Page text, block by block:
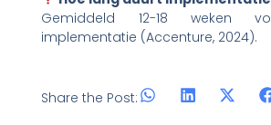
Gemiddeld 12-18 weken
implementatie (Accenture, 2024).
Share the Post: